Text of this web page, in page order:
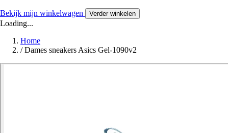
Bekijk mijn winkelwagen Verder winkelen
Loading...
Home
/ Dames sneakers Asics Gel-1090v2